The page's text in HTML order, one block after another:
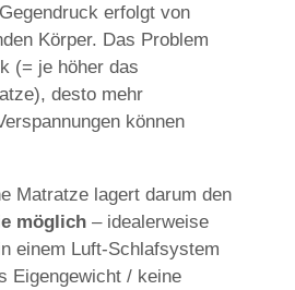
erfolgt von
Körper. Das Problem
(= je höher das
desto mehr
können
Matratze lagert darum den
möglich – idealerweise
einem Luft-Schlafsystem
Eigengewicht / keine